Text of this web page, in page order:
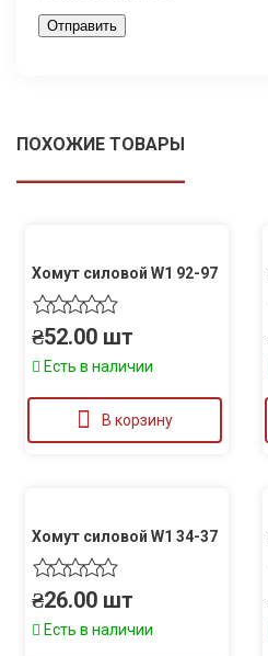
ПОХОЖИЕ ТОВАРЫ
Хомут силовой W1 92-97
₴52.00 шт
Есть в наличии
В корзину
Хомут силовой W1 34-37
₴26.00 шт
Есть в наличии